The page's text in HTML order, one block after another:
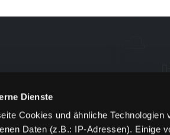
Dienste
Cookies und ähnliche Technologien
Daten (z.B.: IP-Adressen). Einige